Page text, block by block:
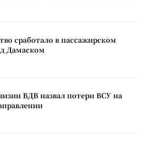
сработало в пассажирском
Дамаском
ВДВ назвал потери ВСУ на